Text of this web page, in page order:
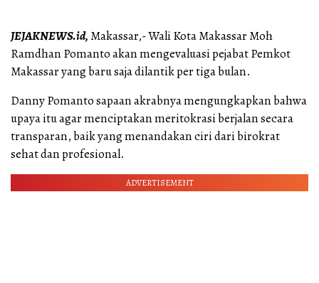
JEJAKNEWS.id, Makassar,- Wali Kota Makassar Moh
Ramdhan Pomanto akan mengevaluasi pejabat Pemkot
Makassar yang baru saja dilantik per tiga bulan.
Danny Pomanto sapaan akrabnya mengungkapkan bahwa
upaya itu agar menciptakan meritokrasi berjalan secara
transparan, baik yang menandakan ciri dari birokrat
sehat dan profesional.
ADVERTISEMENT